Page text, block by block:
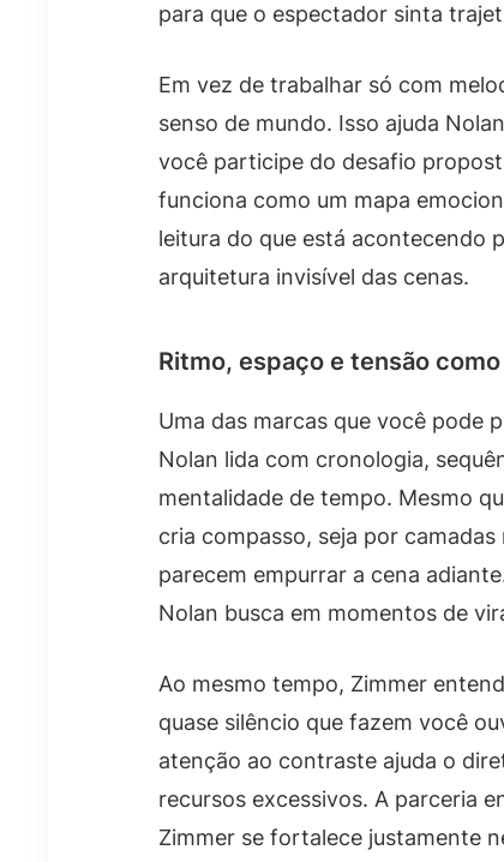
para que o espectador sinta
Em vez de trabalhar só com
senso de mundo. Isso ajuda
você participe do desafio
funciona como um mapa
leitura do que está acontecendo
arquitetura invisível das cenas.
Ritmo, espaço e tensão
Uma das marcas que você pode
Nolan lida com cronologia,
mentalidade de tempo. Mesmo
cria compasso, seja por
parecem empurrar a cena
Nolan busca em momentos de
Ao mesmo tempo, Zimmer
quase silêncio que fazem você
atenção ao contraste ajuda o
recursos excessivos. A parceria
Zimmer se fortalece justamente